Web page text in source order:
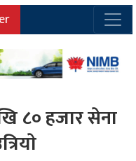
८० हजार सेना